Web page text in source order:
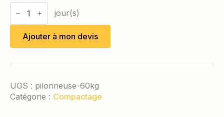
quantité
de
Pilonneuse
Ajouter à mon devis
UGS : pilonneuse-60kg
Catégorie : Compactage